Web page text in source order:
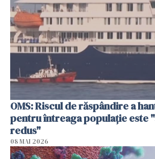
OMS: Riscul de răspândire a
pentru întreaga populaţie este
redus"
08 MAI 2026